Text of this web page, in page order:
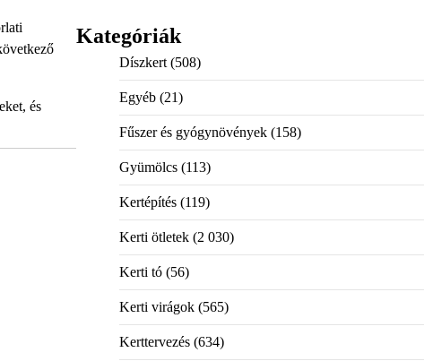
és
Kategóriák
Díszkert(508)
Egyéb(21)
Fűszer és gyógynövények(158)
Gyümölcs(113)
Kertépítés(119)
Kerti ötletek(2 030)
Kerti tó(56)
Kerti virágok(565)
Kerttervezés(634)